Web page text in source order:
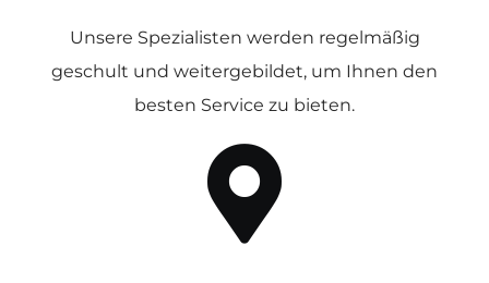
Unsere Spezialisten werden regelmäßig
geschult und weitergebildet, um Ihnen den
besten Service zu bieten.